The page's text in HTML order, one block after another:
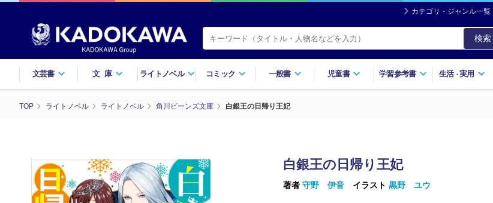
カテゴリ・ジャンル一覧
検索
文芸書 文庫 ライトノベル コミック 一般書 児童書 学習参考書 生活・実用
TOP ライトノベル ライトノベル 角川ビーンズ文庫 白銀王の日帰り王妃
白銀王の日帰り王妃
著者 守野 伊音 イラスト 黒野 ユウ